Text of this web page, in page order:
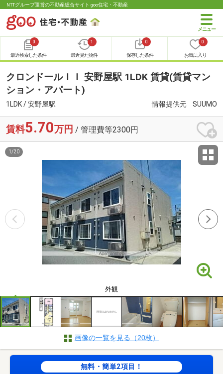
NTTグループ運営の不動産総合サイト goo住宅・不動産
0
最近検索した条件
1
最近見た物件
0
保存した条件
0
お気に入り
クロンドールＩＩ 安野屋駅 1LDK 賃貸(賃貸マン
ション・アパート)
1LDK / 安野屋駅 情報提供元 SUUMO
賃料5.70万円 / 管理費等2300円
外観
1 /20
画像の一覧を見る（20枚）
無料・簡単2項目！